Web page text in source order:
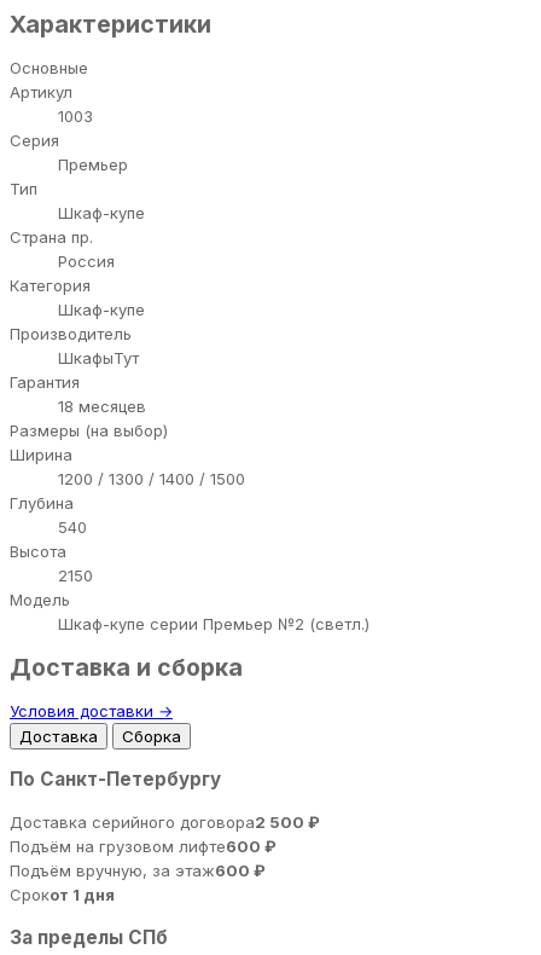
Характеристики
Основные
Артикул
1003
Серия
Премьер
Тип
Шкаф-купе
Страна пр.
Россия
Категория
Шкаф-купе
Производитель
ШкафыТут
Гарантия
18 месяцев
Размеры (на выбор)
Ширина
1200 / 1300 / 1400 / 1500
Глубина
540
Высота
2150
Модель
Шкаф-купе серии Премьер №2 (светл.)
Доставка и сборка
Условия доставки →
Доставка
Сборка
По Санкт-Петербургу
Доставка серийного договора2 500 ₽
Подъём на грузовом лифте600 ₽
Подъём вручную, за этаж600 ₽
Срокот 1 дня
За пределы СПб